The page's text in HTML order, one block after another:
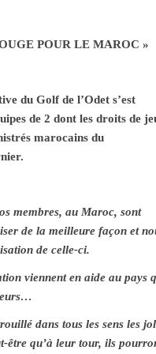
POUR LE MAROC »
du Golf de l’Odet s’est
de 2 dont les droits de
marocains du
membres, au Maroc, sont
de la meilleure façon et
de celle-ci.
viennent en aide au pays
dans tous les sens les
être qu’à leur tour, ils